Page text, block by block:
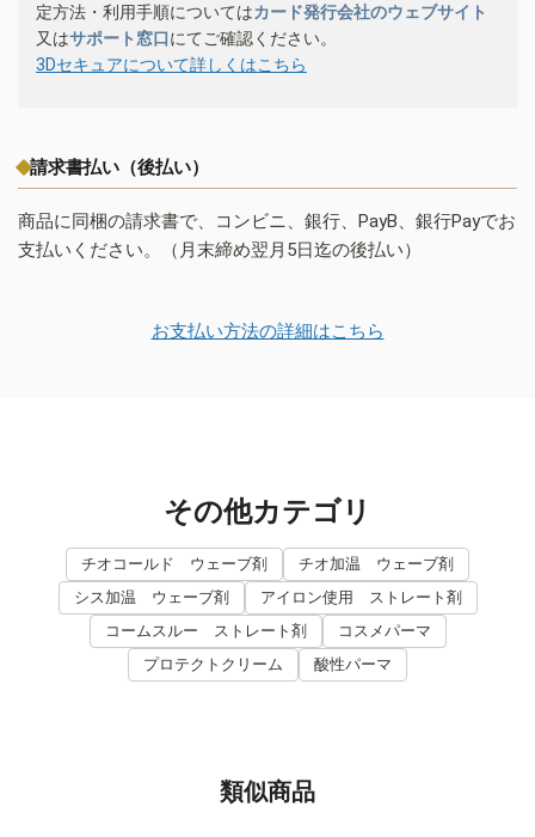
定方法・利用手順についてはカード発行会社のウェブサイト
又はサポート窓口にてご確認ください。
3Dセキュアについて詳しくはこちら
請求書払い（後払い）
商品に同梱の請求書で、コンビニ、銀行、PayB、銀行Payでお
支払いください。（月末締め翌月5日迄の後払い）
お支払い方法の詳細はこちら
その他カテゴリ
チオコールド ウェーブ剤
チオ加温 ウェーブ剤
シス加温 ウェーブ剤
アイロン使用 ストレート剤
コームスルー ストレート剤
コスメパーマ
プロテクトクリーム
酸性パーマ
類似商品